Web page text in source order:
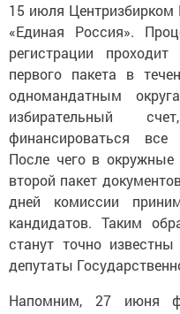
15 июля Центризбирком
«Единая Россия».
регистрации
первого пакета в
одномандатным
избирательный
финансироваться все
После чего в окружные
второй пакет
дней комиссии
кандидатов. Таким
станут точно
депутаты
Напомним, 27 июня